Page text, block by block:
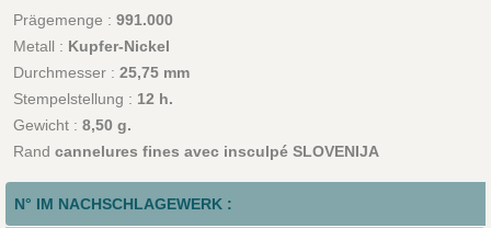
Prägemenge : 991.000
Metall : Kupfer-Nickel
Durchmesser : 25,75 mm
Stempelstellung : 12 h.
Gewicht : 8,50 g.
Rand cannelures fines avec insculpé SLOVENIJA
N° IM NACHSCHLAGEWERK :